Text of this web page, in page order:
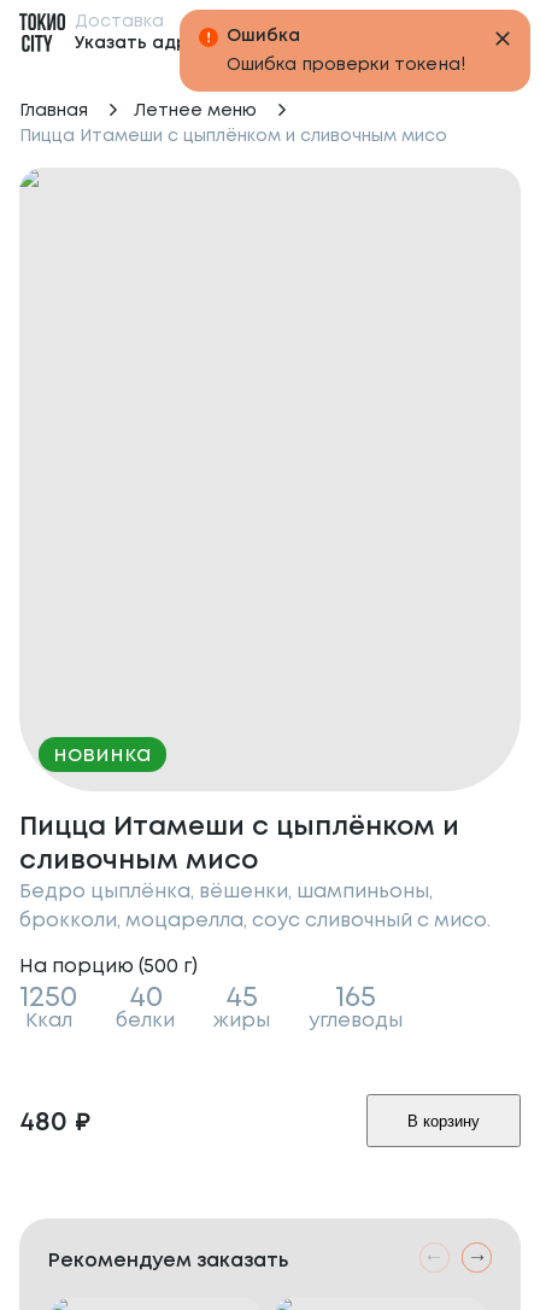
Доставка
Указать адрес
Главная
Летнее меню
Пицца Итамеши с цыплёнком и сливочным мисо
новинка
Пицца Итамеши с цыплёнком и
сливочным мисо
Бедро цыплёнка, вёшенки, шампиньоны,
брокколи, моцарелла, соус сливочный с мисо.
На порцию (500 г)
1250
Ккал
40
белки
45
жиры
165
углеводы
480 ₽ В корзину
Рекомендуем заказать